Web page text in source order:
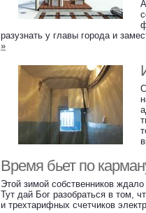
разузнать у главы города и
»
Время бьет по
Этой зимой собственников
Тут дай Бог разобраться в том,
и трехтарифных счетчиков